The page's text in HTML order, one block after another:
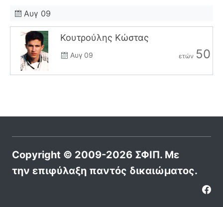
Αυγ 09
Κουτρούλης Κώστας
Αυγ 09 ετών 50
Copyright © 2009-2026 ΣΦΙΠ. Με
την επιφύλαξη παντός δικαιώματος.